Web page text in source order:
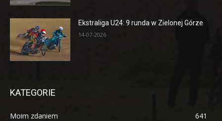
Ekstraliga U24: 9 runda w Zielonej Górze
14-07-2026
KATEGORIE
Moim zdaniem
641